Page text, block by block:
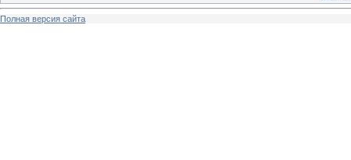
Полная версия сайта